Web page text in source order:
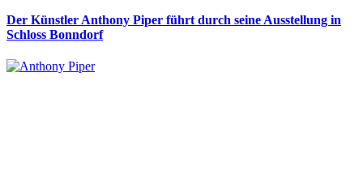
Der Künstler Anthony Piper führt durch seine Ausstellung in
Schloss Bonndorf